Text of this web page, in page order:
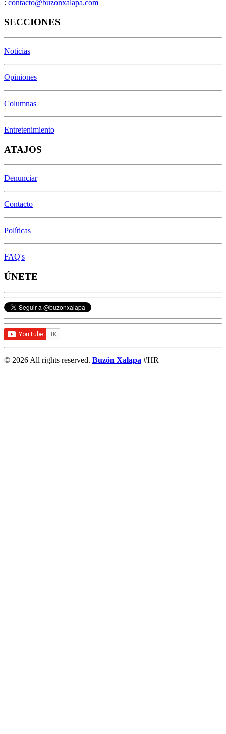
: contacto@buzonxalapa.com
SECCIONES
Noticias
Opiniones
Columnas
Entretenimiento
ATAJOS
Denunciar
Contacto
Políticas
FAQ's
ÚNETE
© 2026 All rights reserved. Buzón Xalapa #HR